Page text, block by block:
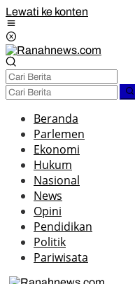
Lewati ke konten
Beranda
Parlemen
Ekonomi
Hukum
Nasional
News
Opini
Pendidikan
Politik
Pariwisata